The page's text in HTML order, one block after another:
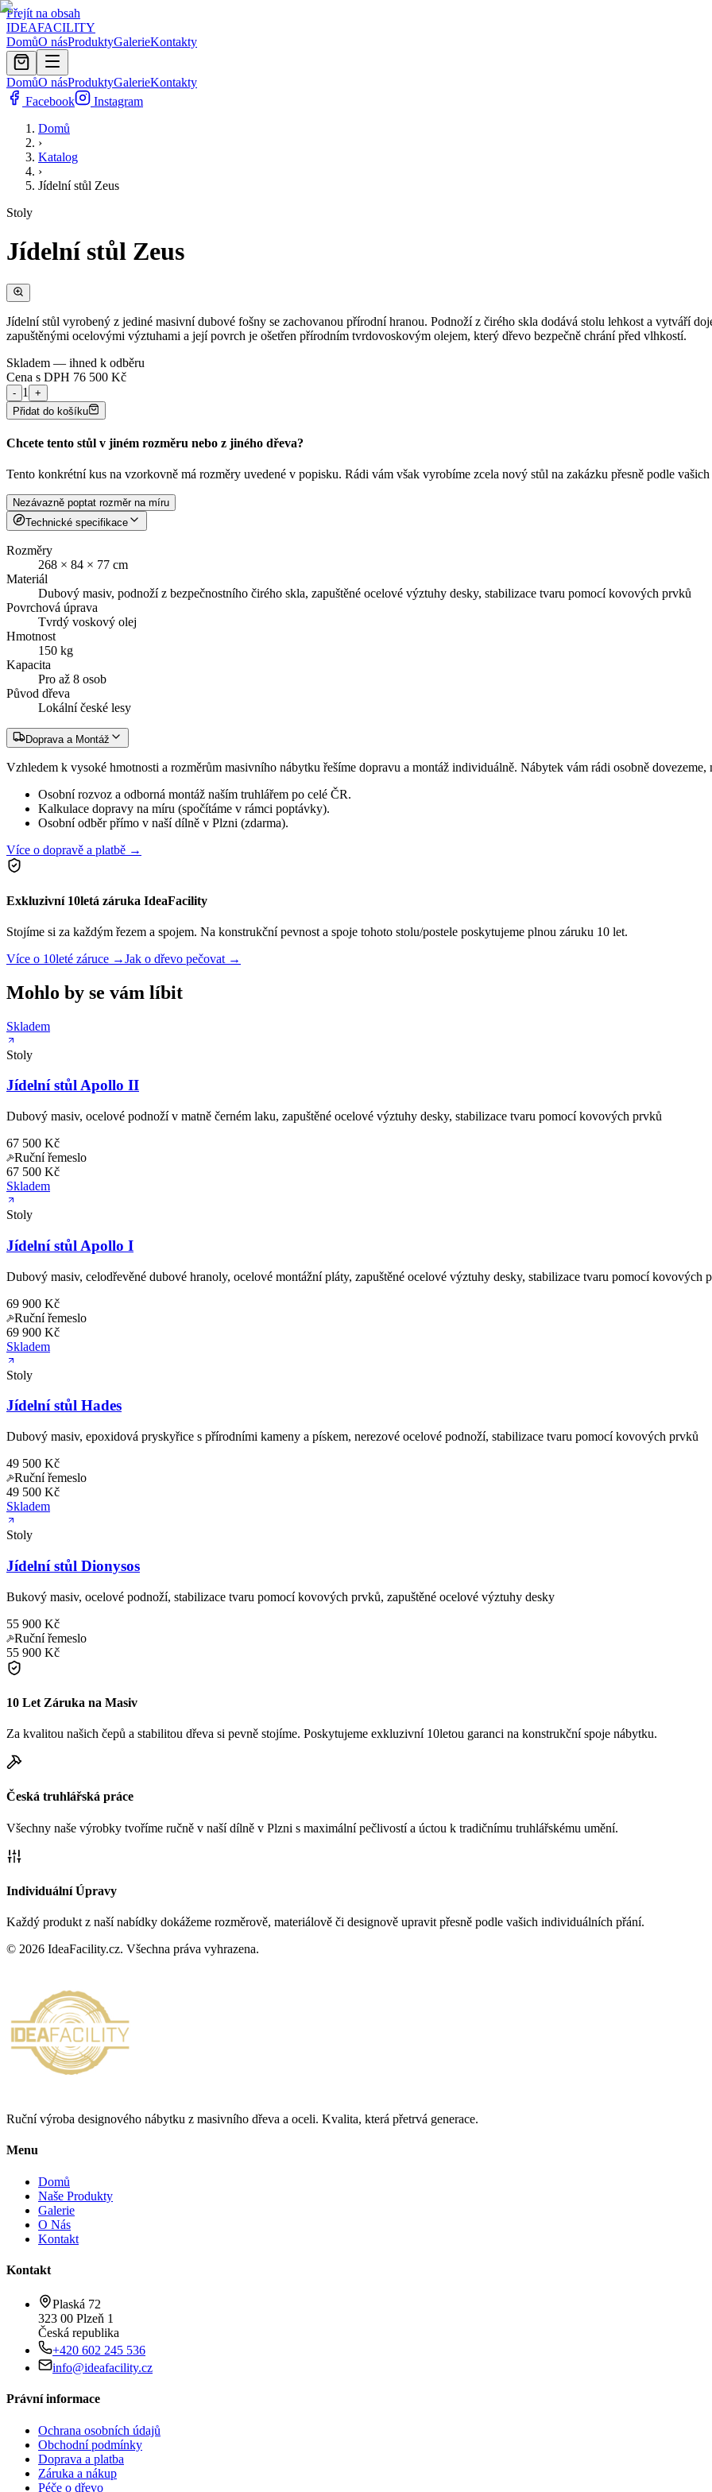
Přejít na obsah
IDEAFACILITY
DomůO násProduktyGalerieKontakty
DomůO násProduktyGalerieKontakty
Facebook
Instagram
Domů
›
Katalog
›
Jídelní stůl Zeus
Stoly
Jídelní stůl Zeus
Jídelní stůl vyrobený z jediné masivní dubové fošny se zachovanou přírodní hranou. Podnoží z čirého skla dodává stolu lehkost a vytváří
zapuštěnými ocelovými výztuhami a její povrch je ošetřen přírodním tvrdovoskovým olejem, který dřevo bezpečně chrání před vlhkostí.
Skladem — ihned k odběru
Cena s DPH 76 500 Kč
- 1
+
Přidat do košíku
Chcete tento stůl v jiném rozměru nebo z jiného dřeva?
Tento konkrétní kus na vzorkovně má rozměry uvedené v popisku. Rádi vám však vyrobíme zcela nový stůl na zakázku přesně podle
Nezávazně poptat rozměr na míru
Technické specifikace
Rozměry
268 × 84 × 77 cm
Materiál
Dubový masiv, podnoží z bezpečnostního čirého skla, zapuštěné ocelové výztuhy desky, stabilizace tvaru pomocí kovových prvků
Povrchová úprava
Tvrdý voskový olej
Hmotnost
150 kg
Kapacita
Pro až 8 osob
Původ dřeva
Lokální české lesy
Doprava a Montáž
Vzhledem k vysoké hmotnosti a rozměrům masivního nábytku řešíme dopravu a montáž individuálně. Nábytek vám rádi osobně dovezeme,
Osobní rozvoz a odborná montáž naším truhlářem po celé ČR.
Kalkulace dopravy na míru (spočítáme v rámci poptávky).
Osobní odběr přímo v naší dílně v Plzni (zdarma).
Více o dopravě a platbě →
Exkluzivní 10letá záruka IdeaFacility
Stojíme si za každým řezem a spojem. Na konstrukční pevnost a spoje tohoto stolu/postele poskytujeme plnou záruku 10 let.
Více o 10leté záruce →Jak o dřevo pečovat →
Mohlo by se vám líbit
Skladem
Stoly
Jídelní stůl Apollo II
Dubový masiv, ocelové podnoží v matně černém laku, zapuštěné ocelové výztuhy desky, stabilizace tvaru pomocí kovových prvků
67 500 Kč
Ruční řemeslo
67 500 Kč
Skladem
Stoly
Jídelní stůl Apollo I
Dubový masiv, celodřevěné dubové hranoly, ocelové montážní pláty, zapuštěné ocelové výztuhy desky, stabilizace tvaru pomocí kovových
69 900 Kč
Ruční řemeslo
69 900 Kč
Skladem
Stoly
Jídelní stůl Hades
Dubový masiv, epoxidová pryskyřice s přírodními kameny a pískem, nerezové ocelové podnoží, stabilizace tvaru pomocí kovových prvků
49 500 Kč
Ruční řemeslo
49 500 Kč
Skladem
Stoly
Jídelní stůl Dionysos
Bukový masiv, ocelové podnoží, stabilizace tvaru pomocí kovových prvků, zapuštěné ocelové výztuhy desky
55 900 Kč
Ruční řemeslo
55 900 Kč
10 Let Záruka na Masiv
Za kvalitou našich čepů a stabilitou dřeva si pevně stojíme. Poskytujeme exkluzivní 10letou garanci na konstrukční spoje nábytku.
Česká truhlářská práce
Všechny naše výrobky tvoříme ručně v naší dílně v Plzni s maximální pečlivostí a úctou k tradičnímu truhlářskému umění.
Individuální Úpravy
Každý produkt z naší nabídky dokážeme rozměrově, materiálově či designově upravit přesně podle vašich individuálních přání.
© 2026 IdeaFacility.cz. Všechna práva vyhrazena.
Ruční výroba designového nábytku z masivního dřeva a oceli. Kvalita, která přetrvá generace.
Menu
Domů
Naše Produkty
Galerie
O Nás
Kontakt
Kontakt
Plaská 72
323 00 Plzeň 1
Česká republika
+420 602 245 536
info@ideafacility.cz
Právní informace
Ochrana osobních údajů
Obchodní podmínky
Doprava a platba
Záruka a nákup
Péče o dřevo